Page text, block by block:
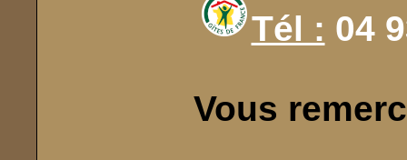
Tél : 04
Vous